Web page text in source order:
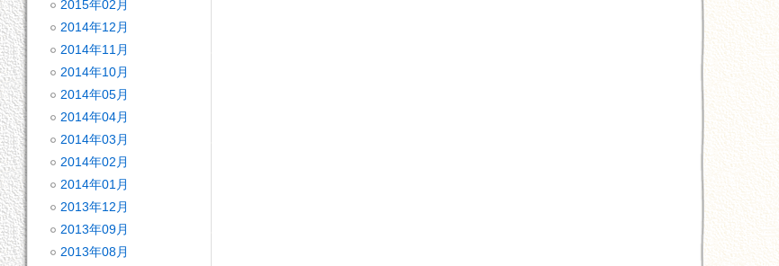
2015年02月
2014年12月
2014年11月
2014年10月
2014年05月
2014年04月
2014年03月
2014年02月
2014年01月
2013年12月
2013年09月
2013年08月